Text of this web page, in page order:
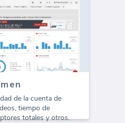
de la cuenta de
tiempo de
totales y otros.